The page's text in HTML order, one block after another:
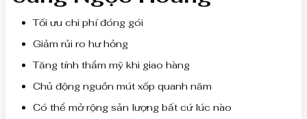
Tối ưu chi phí đóng gói
Giảm rủi ro hư hỏng
Tăng tính thẩm mỹ khi giao hàng
Chủ động nguồn mút xốp quanh năm
Có thể mở rộng sản lượng bất cứ lúc nào